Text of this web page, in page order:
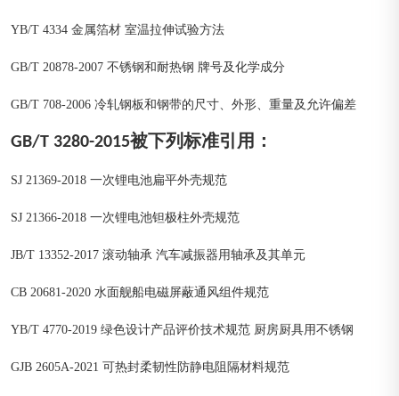
YB/T 4334 金属箔材 室温拉伸试验方法
GB/T 20878-2007 不锈钢和耐热钢 牌号及化学成分
GB/T 708-2006 冷轧钢板和钢带的尺寸、外形、重量及允许偏差
GB/T 3280-2015被下列标准引用：
SJ 21369-2018 一次锂电池扁平外壳规范
SJ 21366-2018 一次锂电池钽极柱外壳规范
JB/T 13352-2017 滚动轴承 汽车减振器用轴承及其单元
CB 20681-2020 水面舰船电磁屏蔽通风组件规范
YB/T 4770-2019 绿色设计产品评价技术规范 厨房厨具用不锈钢
GJB 2605A-2021 可热封柔韧性防静电阻隔材料规范